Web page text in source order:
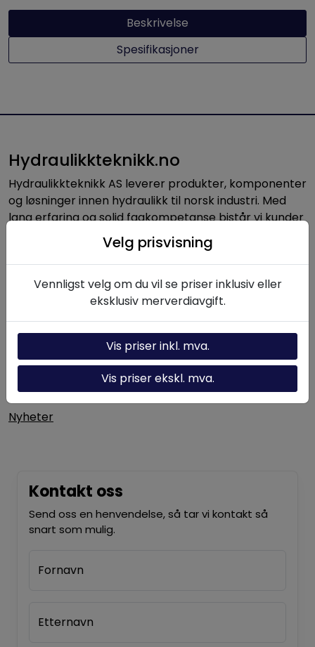
Beskrivelse
Spesifikasjoner
Hydraulikkteknikk.no
Hydraulikkteknikk AS leverer produkter, komponenter
og løsninger innen hydraulikk til norsk industri. Med
lang erfaring og solid fagkompetanse bistår vi kunder
med alt fra enkeltkomponenter til komplette
hydrauliske systemer.
Nyttige linker
Hydraulikk-kalkulator
Om oss
Kontakt oss
Nyheter
Kontakt oss
Send oss en henvendelse, så tar vi kontakt så
snart som mulig.
Fornavn
Etternavn
Velg prisvisning
Vennligst velg om du vil se priser inklusiv eller
eksklusiv merverdiavgift.
Vis priser inkl. mva.
Vis priser ekskl. mva.